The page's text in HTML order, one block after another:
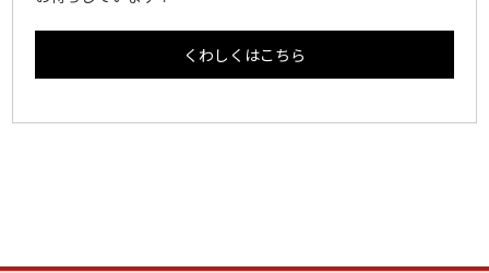
くわしくはこちら